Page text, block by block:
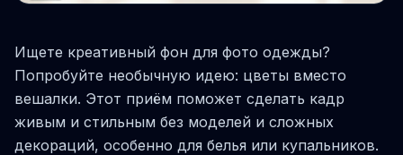
Ищете креативный фон для фото одежды?
Попробуйте необычную идею: цветы вместо
вешалки. Этот приём поможет сделать кадр
живым и стильным без моделей и сложных
декораций, особенно для белья или купальников.